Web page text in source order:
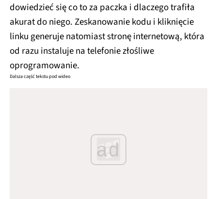
dowiedzieć się co to za paczka i dlaczego trafiła
akurat do niego. Zeskanowanie kodu i kliknięcie
linku generuje natomiast stronę internetową, która
od razu instaluje na telefonie złośliwe
oprogramowanie.
Dalsza część tekstu pod wideo
ad